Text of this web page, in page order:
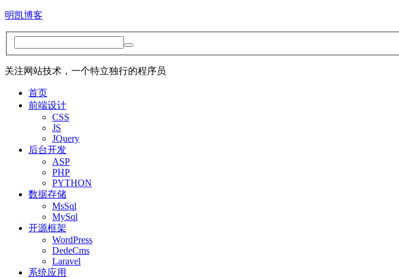
明凯博客
关注网站技术，一个特立独行的程序员
首页
前端设计
CSS
JS
JQuery
后台开发
ASP
PHP
PYTHON
数据存储
MsSql
MySql
开源框架
WordPress
DedeCms
Laravel
系统应用